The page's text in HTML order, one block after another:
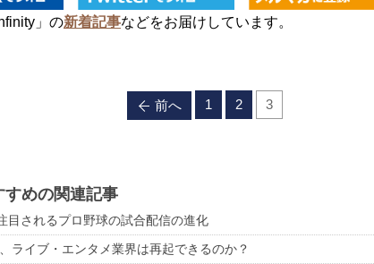
」の新着記事などをお届けしています。
前へ 1 2 3
すめの関連記事
目されるプロ野球の試合配信の進化
ライブ・エンタメ業界は再起できるのか？